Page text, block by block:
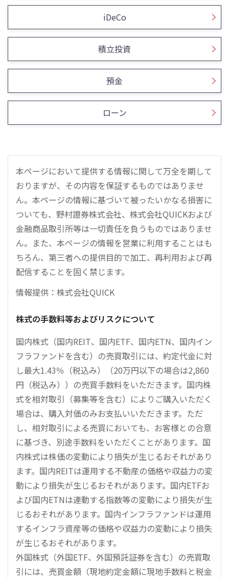
iDeCo
積立投資
預金
ローン
本ページにおいて提供する情報に関して万全を期して
おりますが、その内容を保証するものではありませ
ん。本ページの情報に基づいて被ったいかなる損害に
ついても、野村證券株式会社、株式会社QUICKおよび
金融商品取引所等は一切責任を負うものではありませ
ん。また、本ページの情報を営業に利用することはも
ちろん、第三者への提供目的で加工、再利用および再
配信することを固く禁じます。
情報提供：株式会社QUICK
株式の手数料等およびリスクについて
国内株式（国内REIT、国内ETF、国内ETN、国内イン
フラファンドを含む）の売買取引には、約定代金に対
し最大1.43％（税込み）（20万円以下の場合は2,860
円（税込み））の売買手数料をいただきます。国内株
式を相対取引（募集等を含む）によりご購入いただく
場合は、購入対価のみお支払いいただきます。ただ
し、相対取引による売買においても、お客様との合意
に基づき、別途手数料をいただくことがあります。国
内株式は株価の変動により損失が生じるおそれがあり
ます。国内REITは運用する不動産の価格や収益力の変
動により損失が生じるおそれがあります。国内ETFお
よび国内ETNは連動する指数等の変動により損失が生
じるおそれがあります。国内インフラファンドは運用
するインフラ資産等の価格や収益力の変動により損失
が生じるおそれがあります。
外国株式（外国ETF、外国預託証券を含む）の売買取
引には、売買金額（現地約定金額に現地手数料と税金